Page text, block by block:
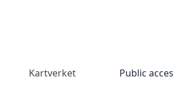
Kartverket Public